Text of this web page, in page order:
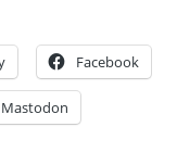
Facebook
Mastodon